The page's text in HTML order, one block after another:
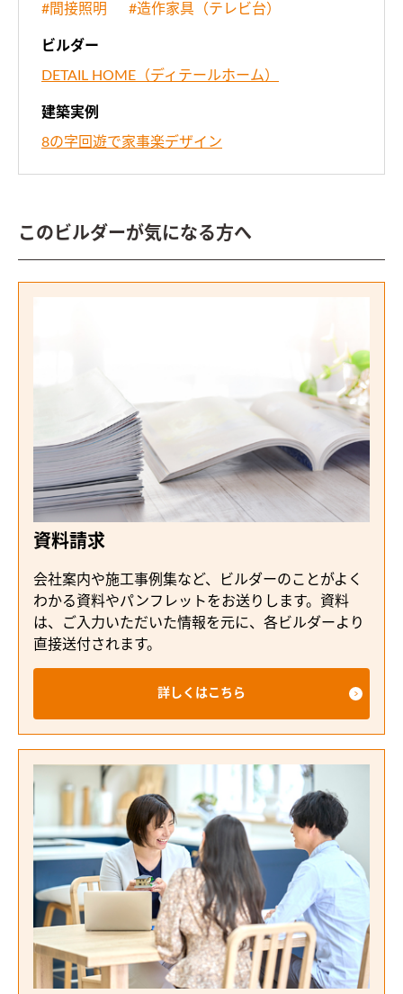
#間接照明 #造作家具（テレビ台）
ビルダー
DETAIL HOME（ディテールホーム）
建築実例
8の字回遊で家事楽デザイン
このビルダーが気になる方へ
資料請求
会社案内や施工事例集など、ビルダーのことがよく
わかる資料やパンフレットをお送りします。資料
は、ご入力いただいた情報を元に、各ビルダーより
直接送付されます。
詳しくはこちら